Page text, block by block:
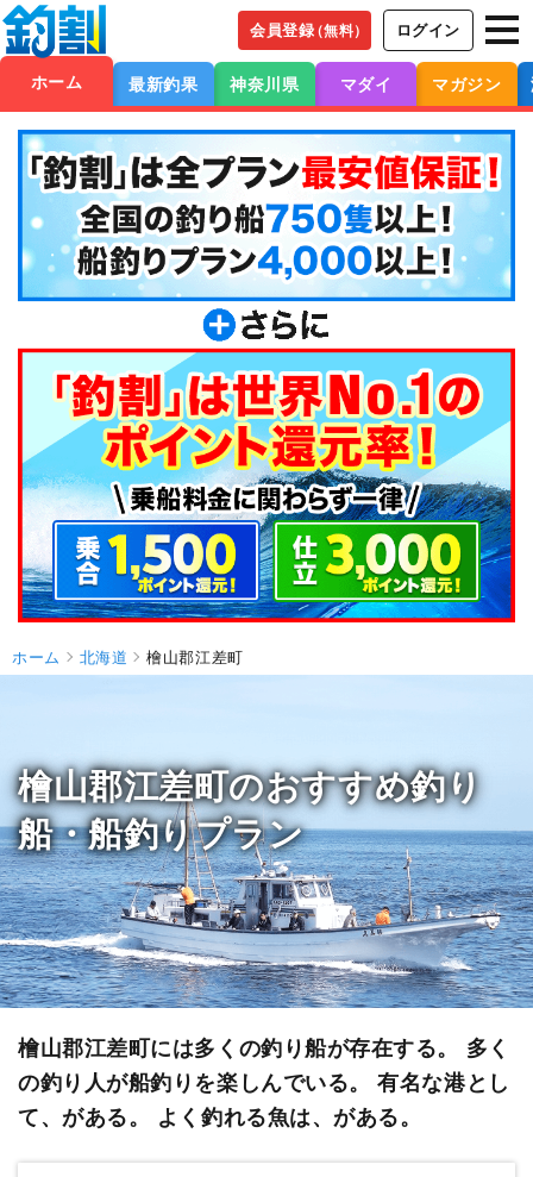
会員登録（無料） ログイン
ホーム 最新釣果 神奈川県 マダイ マガジン
ホーム 北海道 檜山郡江差町
檜山郡江差町のおすすめ釣り
船・船釣りプラン
檜山郡江差町には多くの釣り船が存在する。 多く
の釣り人が船釣りを楽しんでいる。有名な港とし
て、がある。 よく釣れる魚は、がある。